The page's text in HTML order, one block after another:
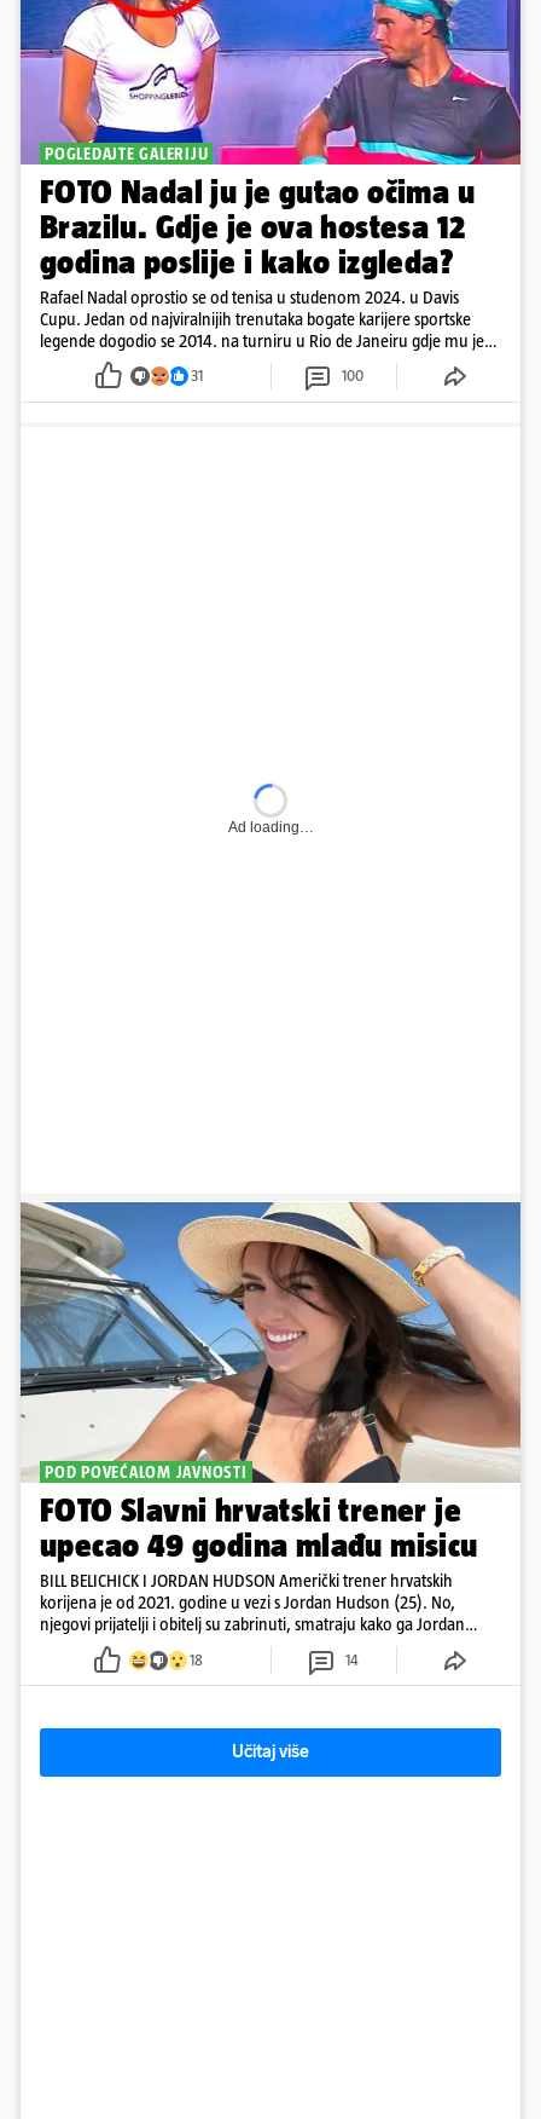
POGLEDAJTE GALERIJU
FOTO Nadal ju je gutao očima u
Brazilu. Gdje je ova hostesa 12
godina poslije i kako izgleda?
Rafael Nadal oprostio se od tenisa u studenom 2024. u Davis
Cupu. Jedan od najviralnijih trenutaka bogate karijere sportske
legende dogodio se 2014. na turniru u Rio de Janeiru gdje mu je
pažnju odvlačila ljepotica iza klupe
31 100
Ad loading…
POD POVEĆALOM JAVNOSTI
FOTO Slavni hrvatski trener je
upecao 49 godina mlađu misicu
BILL BELICHICK I JORDAN HUDSON Američki trener hrvatskih
korijena je od 2021. godine u vezi s Jordan Hudson (25). No,
njegovi prijatelji i obitelj su zabrinuti, smatraju kako ga Jordan
kontrolira
18 14
Učitaj više